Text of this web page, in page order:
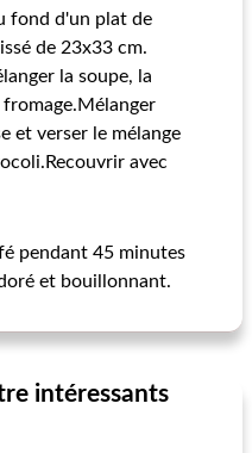
fond d'un plat de
de 23x33 cm.
la soupe, la
et verser le mélange
avec
pendant 45 minutes
et bouillonnant.
intéressants